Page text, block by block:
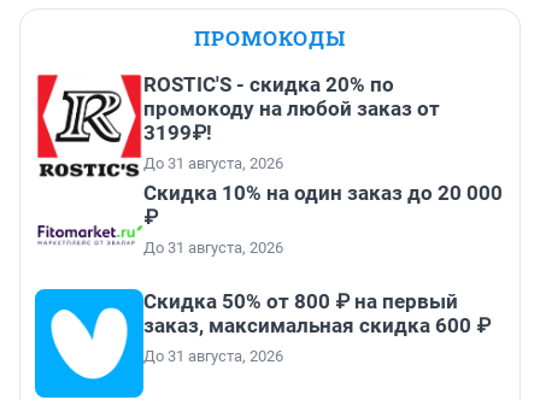
ПРОМОКОДЫ
ROSTIC'S - скидка 20% по
промокоду на любой заказ от
3199₽!
До 31 августа, 2026
Скидка 10% на один заказ до 20 000
₽
До 31 августа, 2026
Скидка 50% от 800 ₽ на первый
заказ, максимальная скидка 600 ₽
До 31 августа, 2026